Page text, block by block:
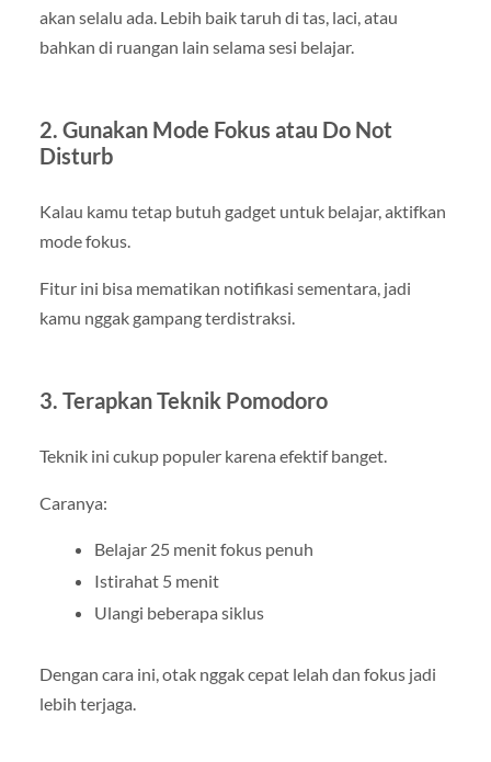
akan selalu ada. Lebih baik taruh di tas, laci, atau
bahkan di ruangan lain selama sesi belajar.
2. Gunakan Mode Fokus atau Do Not
Disturb
Kalau kamu tetap butuh gadget untuk belajar, aktifkan
mode fokus.
Fitur ini bisa mematikan notifikasi sementara, jadi
kamu nggak gampang terdistraksi.
3. Terapkan Teknik Pomodoro
Teknik ini cukup populer karena efektif banget.
Caranya:
Belajar 25 menit fokus penuh
Istirahat 5 menit
Ulangi beberapa siklus
Dengan cara ini, otak nggak cepat lelah dan fokus jadi
lebih terjaga.